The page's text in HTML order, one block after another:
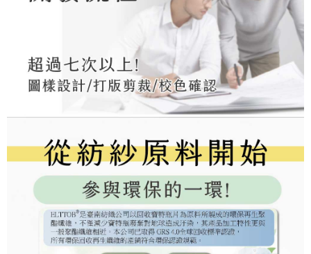
個人情報の処理、利用について疑問がある、または関連する法律の権利を
行使したい場合は、ネットプロテクションズcs_tw@netprotections.co.jp
にご連絡ください。上記に示した個人情報を、必要な購入注文書とあわせ
てAFTEEにご提供いただく、またはAFTEEにあなたの個人情報の収集、処
理、利用を許可することににご同意いただけない場合は、当サービスを選
択しないでください。